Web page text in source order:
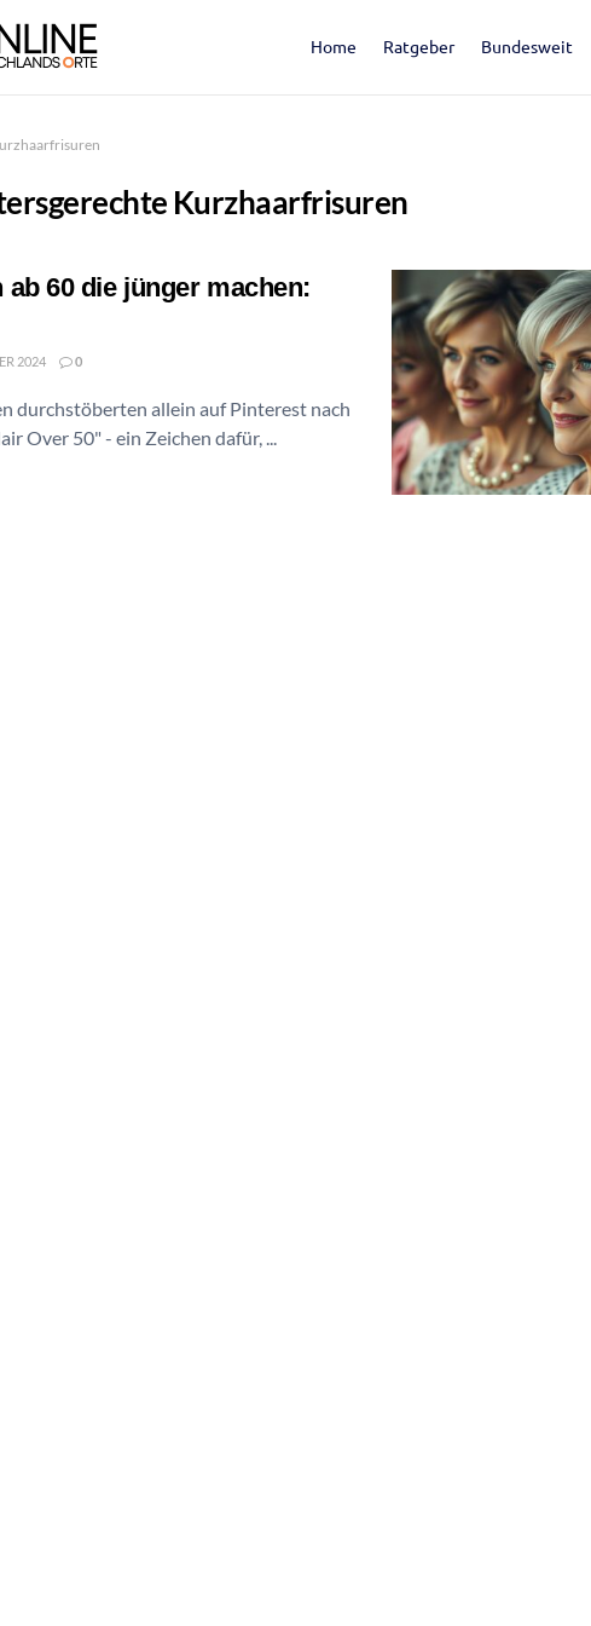
Home Ratgeber Bundesweit
Kurzhaarfrisuren
60 die jünger machen:
2024 0
durchstöberten allein auf Pinterest nach
Over 50" - ein Zeichen dafür, ...